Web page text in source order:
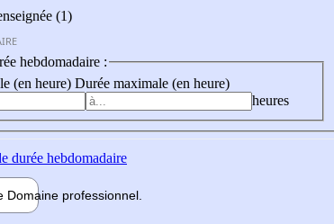
(1)
hebdomadaire :
(en heure) Durée maximale (en heure)
heures
durée hebdomadaire
Domaine professionnel